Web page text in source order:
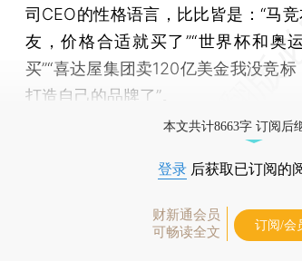
司CEO的性格语言，比比皆是：“马
友，价格合适就买了”“世界杯和奥
买”“喜达屋集团卖120亿美金我没竞
打造自己的品牌了”。
本文共计8663字 订阅后
登录 后获取已订阅的
财新通会员
可畅读全文
订阅/会